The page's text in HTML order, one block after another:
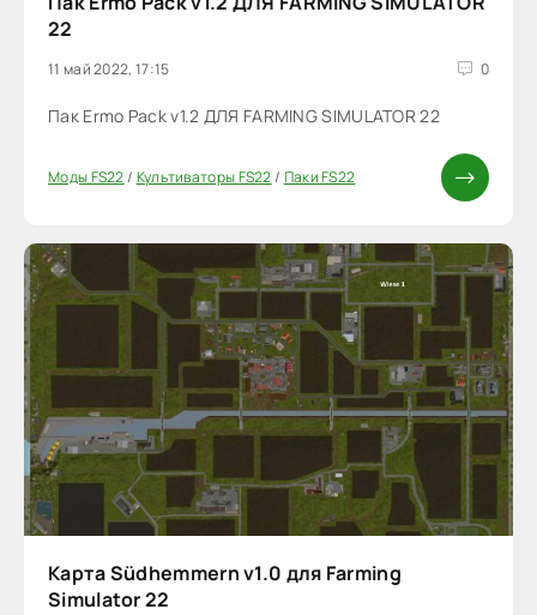
22
11 май 2022, 17:15 0
Пак Ermo Pack v1.2 ДЛЯ FARMING SIMULATOR 22
Моды FS22/ Культиваторы FS22/ Паки FS22
Карта Südhemmern v1.0 для Farming
Simulator 22